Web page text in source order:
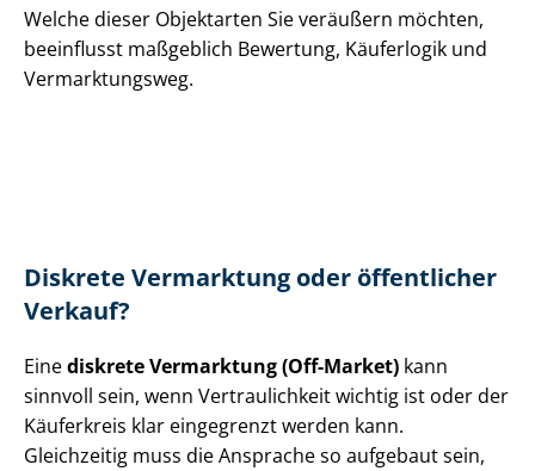
Welche dieser Objektarten Sie veräußern möchten,
beeinflusst maßgeblich Bewertung, Käuferlogik und
Vermarktungsweg.
Diskrete Vermarktung oder öffentlicher
Verkauf?
Einediskrete Vermarktung (Off-Market) kann
sinnvoll sein, wenn Vertraulichkeit wichtig ist oder der
Käuferkreis klar eingegrenzt werden kann.
Gleichzeitig muss die Ansprache so aufgebaut sein,